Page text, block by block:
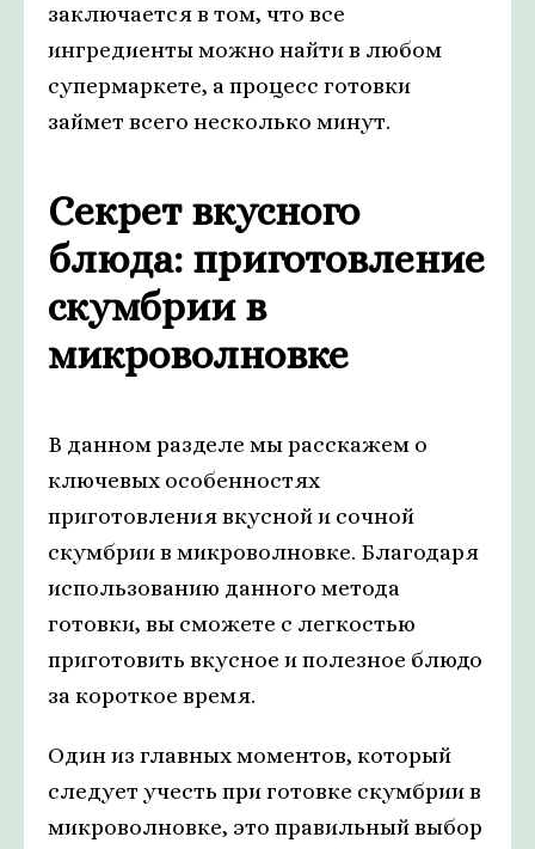
заключается в том, что все
ингредиенты можно найти в любом
супермаркете, а процесс готовки
займет всего несколько минут.
Секрет вкусного
блюда: приготовление
скумбрии в
микроволновке
В данном разделе мы расскажем о
ключевых особенностях
приготовления вкусной и сочной
скумбрии в микроволновке. Благодаря
использованию данного метода
готовки, вы сможете с легкостью
приготовить вкусное и полезное блюдо
за короткое время.
Один из главных моментов, который
следует учесть при готовке скумбрии в
микроволновке, это правильный выбор